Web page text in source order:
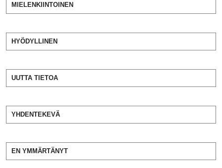
MIELENKIINTOINEN
HYÖDYLLINEN
UUTTA TIETOA
YHDENTEKEVÄ
EN YMMÄRTÄNYT